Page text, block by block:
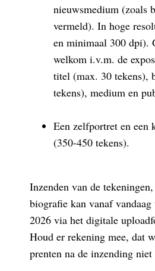
nieuwsmedium (zoals
vermeld). In hoge
en minimaal 300 dpi).
welkom i.v.m. de
titel (max. 30 tekens),
tekens), medium en
Een zelfportret en een
(350-450 tekens).
Inzenden van de
biografie kan vanaf
2026 via het digitale
Houd er rekening mee, dat
prenten na de inzending